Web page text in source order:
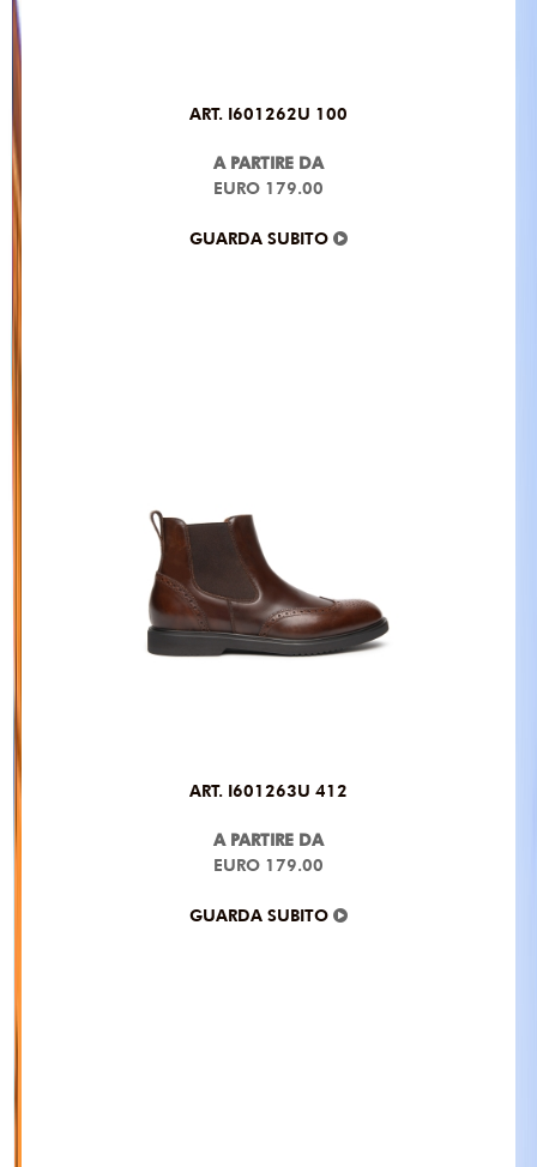
ART. I601262U 100
A PARTIRE DA
EURO 179.00
GUARDA SUBITO
ART. I601263U 412
A PARTIRE DA
EURO 179.00
GUARDA SUBITO